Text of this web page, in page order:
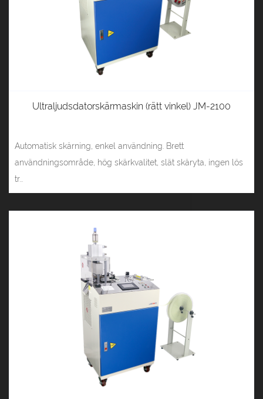
Ultraljudsdatorskärmaskin (rätt vinkel) JM-2100
Automatisk skärning, enkel användning. Brett
användningsområde, hög skärkvalitet, slät skäryta, ingen lös
tr...